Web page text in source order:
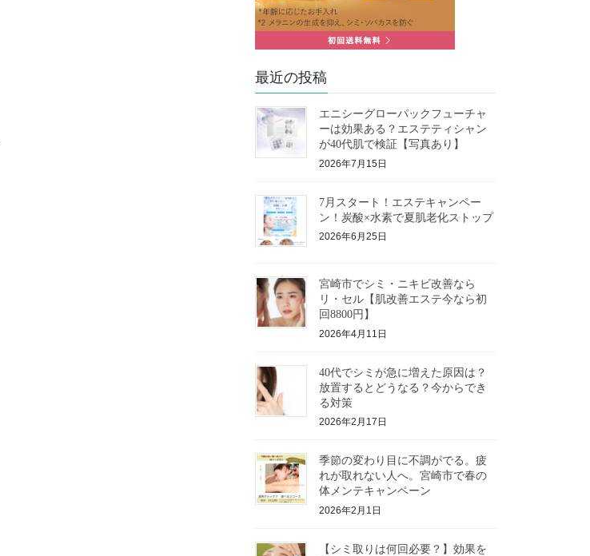
最近の投稿
エニシーグローパックフューチャ
ーは効果ある？エステティシャン
が40代肌で検証【写真あり】
2026年7月15日
7月スタート！エステキャンペー
ン！炭酸×水素で夏肌老化ストップ
2026年6月25日
宮崎市でシミ・ニキビ改善なら
リ・セル【肌改善エステ今なら初
回8800円】
2026年4月11日
40代でシミが急に増えた原因は？
放置するとどうなる？今からでき
る対策
2026年2月17日
季節の変わり目に不調がでる。疲
れが取れない人へ。宮崎市で春の
体メンテキャンペーン
2026年2月1日
【シミ取りは何回必要？】効果を